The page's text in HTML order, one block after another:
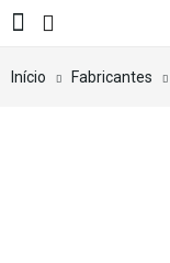
Início Fabricantes